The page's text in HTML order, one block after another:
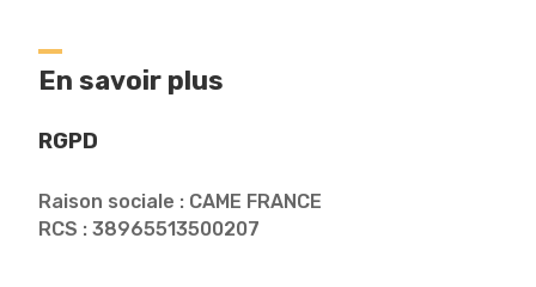
En savoir plus
RGPD
Raison sociale : CAME FRANCE
RCS : 38965513500207